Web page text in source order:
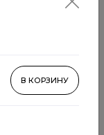
В КОРЗИНУ